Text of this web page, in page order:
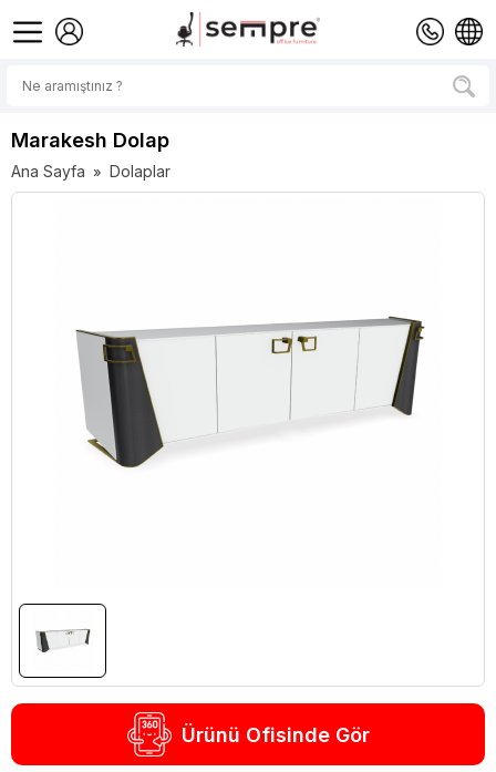
Marakesh Dolap
Ana Sayfa » Dolaplar
Ürünü Ofisinde Gör